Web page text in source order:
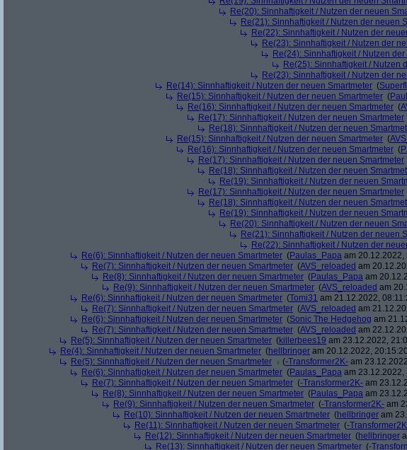
Re(20): Sinnhaftigkeit / Nutzen der neuen
Re(21): Sinnhaftigkeit / Nutzen der neuen
Re(22): Sinnhaftigkeit / Nutzen der
Re(23): Sinnhaftigkeit / Nutzen der
Re(24): Sinnhaftigkeit / Nutzen
Re(25): Sinnhaftigkeit / Nutzen
Re(23): Sinnhaftigkeit / Nutzen der
Re(14): Sinnhaftigkeit / Nutzen der neuen Smartmeter (
Re(15): Sinnhaftigkeit / Nutzen der neuen Smartmeter (
Re(16): Sinnhaftigkeit / Nutzen der neuen Smartmeter (
Re(17): Sinnhaftigkeit / Nutzen der neuen Smartmeter
Re(18): Sinnhaftigkeit / Nutzen der neuen
Re(15): Sinnhaftigkeit / Nutzen der neuen Smartmeter (
Re(16): Sinnhaftigkeit / Nutzen der neuen Smartmeter (
Re(17): Sinnhaftigkeit / Nutzen der neuen Smartmeter
Re(18): Sinnhaftigkeit / Nutzen der neuen
Re(19): Sinnhaftigkeit / Nutzen der neuen
Re(17): Sinnhaftigkeit / Nutzen der neuen Smartmeter
Re(18): Sinnhaftigkeit / Nutzen der neuen
Re(19): Sinnhaftigkeit / Nutzen der neuen
Re(20): Sinnhaftigkeit / Nutzen der neuen
Re(21): Sinnhaftigkeit / Nutzen der neuen
Re(22): Sinnhaftigkeit / Nutzen der
Re(6): Sinnhaftigkeit / Nutzen der neuen Smartmeter (Paulas_Papa am 20.12.2022,
Re(7): Sinnhaftigkeit / Nutzen der neuen Smartmeter (AVS_reloaded am
Re(8): Sinnhaftigkeit / Nutzen der neuen Smartmeter (Paulas_Papa am
Re(9): Sinnhaftigkeit / Nutzen der neuen Smartmeter (AVS_reloaded am
Re(6): Sinnhaftigkeit / Nutzen der neuen Smartmeter (Tomi31 am 21.12.2022,
Re(7): Sinnhaftigkeit / Nutzen der neuen Smartmeter (AVS_reloaded am
Re(6): Sinnhaftigkeit / Nutzen der neuen Smartmeter (Sonic The Hedgehog am
Re(7): Sinnhaftigkeit / Nutzen der neuen Smartmeter (AVS_reloaded am
Re(5): Sinnhaftigkeit / Nutzen der neuen Smartmeter (killerbees19 am 23.12.2022,
Re(4): Sinnhaftigkeit / Nutzen der neuen Smartmeter (hellbringer am 20.12.2022,
Re(5): Sinnhaftigkeit / Nutzen der neuen Smartmeter
(-Transformer2K- am
Re(6): Sinnhaftigkeit / Nutzen der neuen Smartmeter (Paulas_Papa am 23.12.2022,
Re(7): Sinnhaftigkeit / Nutzen der neuen Smartmeter (-Transformer2K- am
Re(8): Sinnhaftigkeit / Nutzen der neuen Smartmeter (Paulas_Papa am
Re(9): Sinnhaftigkeit / Nutzen der neuen Smartmeter (-Transformer2K- am
Re(10): Sinnhaftigkeit / Nutzen der neuen Smartmeter (hellbringer am
Re(11): Sinnhaftigkeit / Nutzen der neuen Smartmeter (-
Re(12): Sinnhaftigkeit / Nutzen der neuen Smartmeter (hellbringer
Re(13): Sinnhaftigkeit / Nutzen der neuen Smartmeter (-